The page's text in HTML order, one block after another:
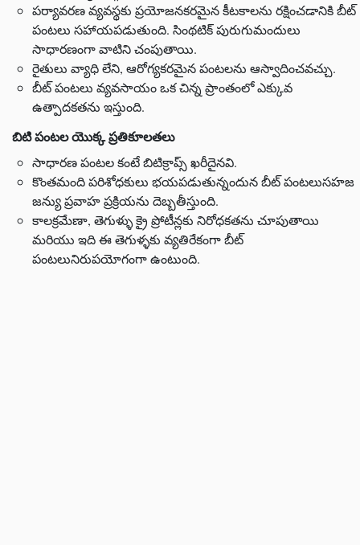
పర్యావరణ వ్యవస్థకు ప్రయోజనకరమైన కీటకాలను రక్షించడానికి బీట్
పంటలు సహాయపడుతుంది. సింథటిక్ పురుగుమందులు
సాధారణంగా వాటిని చంపుతాయి.
రైతులు వ్యాధి లేని, ఆరోగ్యకరమైన పంటలను ఆస్వాదించవచ్చు.
బీట్ పంటలు వ్యవసాయం ఒక చిన్న ప్రాంతంలో ఎక్కువ
ఉత్పాదకతను ఇస్తుంది.
బిటి పంటల యొక్క ప్రతికూలతలు
సాధారణ పంటల కంటే బిటిక్రాప్స్ ఖరీదైనవి.
కొంతమంది పరిశోధకులు భయపడుతున్నందున బీట్ పంటలుసహజ
జన్యు ప్రవాహ ప్రక్రియను దెబ్బతీస్తుంది.
కాలక్రమేణా, తెగుళ్ళు క్రై ప్రోటీన్లకు నిరోధకతను చూపుతాయి
మరియు ఇది ఈ తెగుళ్ళకు వ్యతిరేకంగా బీట్
పంటలునిరుపయోగంగా ఉంటుంది.